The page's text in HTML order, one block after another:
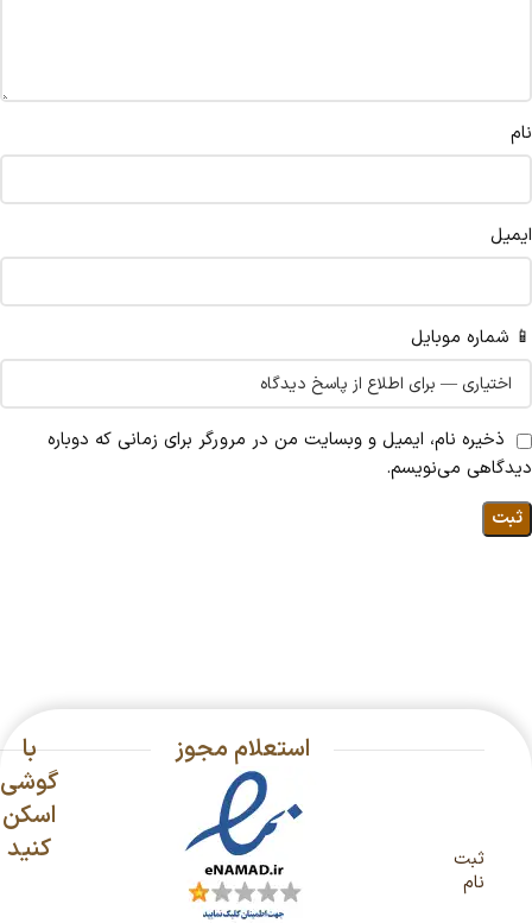
نام
ایمیل
📱 شماره موبایل
ذخیره نام، ایمیل و وبسایت من در مرورگر برای زمانی که دوباره
دیدگاهی می‌نویسم.
ثبت
نام
استعلام مجوز
با
گوشی
اسکن
کنید